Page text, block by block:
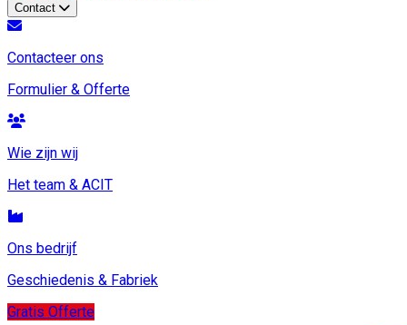
Contact
Contacteer ons
Formulier & Offerte
Wie zijn wij
Het team & ACIT
Ons bedrijf
Geschiedenis & Fabriek
Gratis Offerte